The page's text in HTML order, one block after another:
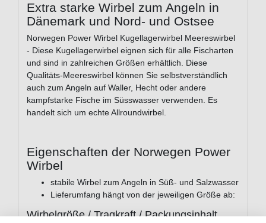
Extra starke Wirbel zum Angeln in
Dänemark und Nord- und Ostsee
Norwegen Power Wirbel Kugellagerwirbel Meereswirbel
- Diese Kugellagerwirbel eignen sich für alle Fischarten
und sind in zahlreichen Größen erhältlich. Diese
Qualitäts-Meereswirbel können Sie selbstverständlich
auch zum Angeln auf Waller, Hecht oder andere
kampfstarke Fische im Süsswasser verwenden. Es
handelt sich um echte Allroundwirbel.
Eigenschaften der Norwegen Power
Wirbel
stabile Wirbel zum Angeln in Süß- und Salzwasser
Lieferumfang hängt von der jeweiligen Größe ab:
Wirbelgröße / Tragkraft / Packungsinhalt